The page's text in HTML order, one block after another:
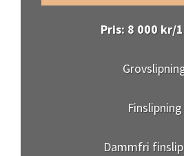
Pris: 8 000 kr/
Finslipning
Dammfri